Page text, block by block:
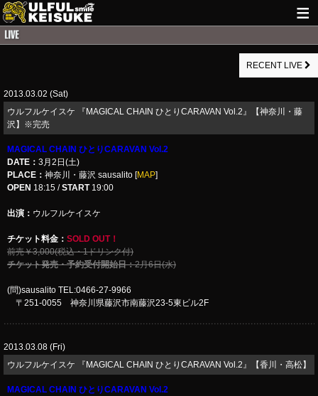
ITEM
RECENT LIVE
2013.03.02 (Sat)
ウルフルケイスケ 『MAGICAL CHAIN ひとりCARAVAN Vol.2』【神奈川・藤
沢】※完売
MAGICAL CHAIN ひとりCARAVAN Vol.2
DATE： 3月2日(土)
PLACE： 神奈川・藤沢 sausalito [MAP]
OPEN 18:15 /START19:00
出演： ウルフルケイスケ
チケット料金： SOLD OUT！
前売￥3,000(税込・1ドリンク付)
チケット発売・予約受付開始日：2月6日(水)
(問)sausalito TEL:0466-27-9966
〒251-0055 神奈川県藤沢市南藤沢23-5東ビル2F
2013.03.08 (Fri)
ウルフルケイスケ 『MAGICAL CHAIN ひとりCARAVAN Vol.2』【香川・高松】
MAGICAL CHAIN ひとりCARAVAN Vol.2